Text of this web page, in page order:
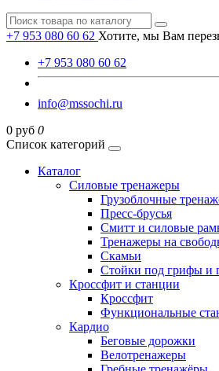
+7 953 080 60 62 Хотите, мы Вам
+7 953 080 60 62
info@mssochi.ru
0 руб 0
Список категорий
Каталог
Силовые тренажеры
Грузоблочные
Пресс-брусья
Смитт и силовые
Тренажеры на
Скамьи
Стойки под грифы и
Кроссфит и станции
Кроссфит
Функциональные
Кардио
Беговые дорожки
Велотренажеры